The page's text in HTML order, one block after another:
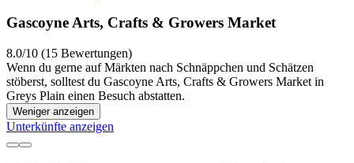
Gascoyne Arts, Crafts & Growers Market
8.0/10 (15 Bewertungen)
Wenn du gerne auf Märkten nach Schnäppchen und Schätzen
stöberst, solltest du Gascoyne Arts, Crafts & Growers Market in
Greys Plain einen Besuch abstatten.
Weniger anzeigen
Unterkünfte anzeigen